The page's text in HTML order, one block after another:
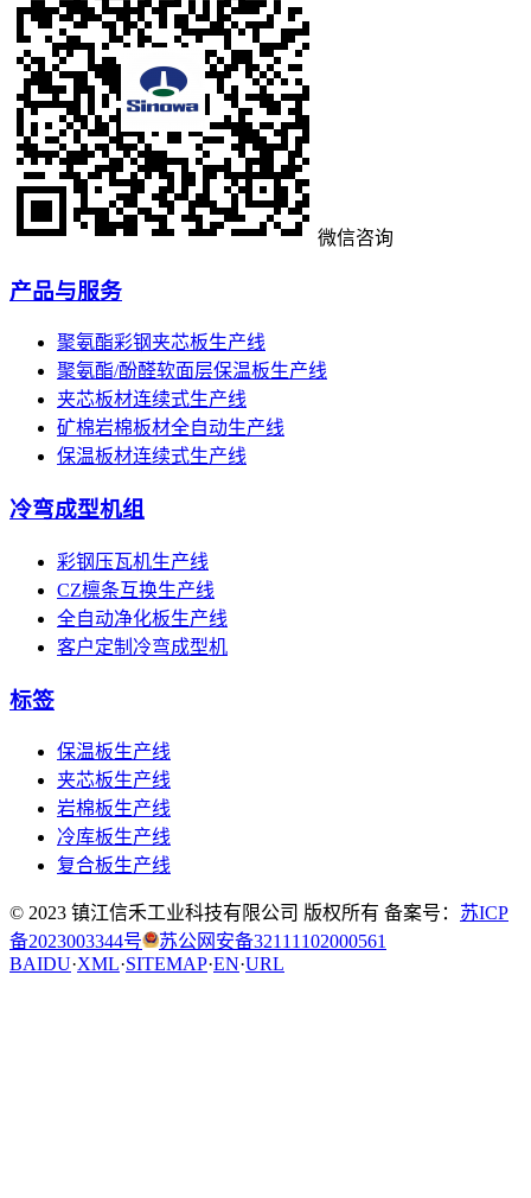
微信咨询
产品与服务
聚氨酯彩钢夹芯板生产线
聚氨酯/酚醛软面层保温板生产线
夹芯板材连续式生产线
矿棉岩棉板材全自动生产线
保温板材连续式生产线
冷弯成型机组
彩钢压瓦机生产线
CZ檩条互换生产线
全自动净化板生产线
客户定制冷弯成型机
标签
保温板生产线
夹芯板生产线
岩棉板生产线
冷库板生产线
复合板生产线
© 2023 镇江信禾工业科技有限公司 版权所有 备案号： 苏ICP
备2023003344号
苏公网安备32111102000561
BAIDU·XML·SITEMAP·EN·URL